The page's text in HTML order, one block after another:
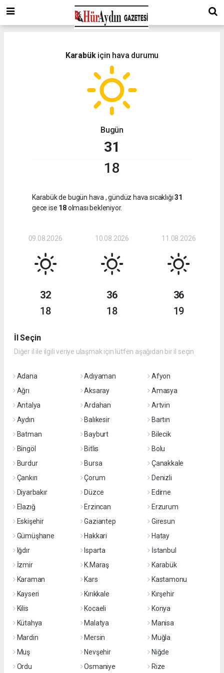
Karabükiçin hava durumu
Bugün
31
18
Karabük de bugün hava , gündüz hava sıcaklığı31
gece ise 18olması bekleniyor.
09.08.2026
32
18
10.08.2026
36
18
11.08.2026
36
19
İl Seçin
Diğer il ile ilgili veriye ulaşmak için lütfen aşağıdan bir il seçin
Adana Adıyaman
Afyon
Ağrı
Aksaray
Amasya
Antalya
Ardahan
Artvin
Aydın
Balıkesir
Bartın
Batman
Bayburt
Bilecik
Bingöl
Bitlis
Bolu
Burdur
Bursa
Çanakkale
Çankırı
Çorum
Denizli
Diyarbakır
Düzce
Edirne
Elazığ
Erzincan
Erzurum
Eskişehir
Gaziantep
Giresun
Gümüşhane
Hakkari
Hatay
Iğdır
Isparta
İstanbul
İzmir
K.Maraş
Karabük
Karaman
Kars
Kastamonu
Kayseri
Kırıkkale
Kırşehir
Kilis
Kocaeli
Konya
Kütahya
Malatya
Manisa
Mardin
Mersin
Muğla
Muş
Nevşehir
Niğde
Ordu
Osmaniye Rize